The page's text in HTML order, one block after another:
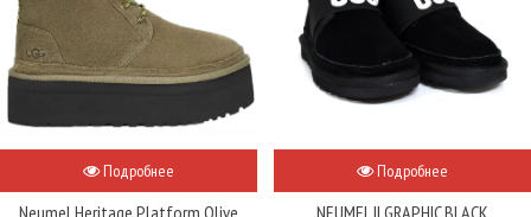
Подробнее
Neumel Heritage Platform Olive
Подробнее
NEUMEL II GRAPHIC BLACK